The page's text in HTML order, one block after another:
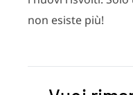
non esiste più!